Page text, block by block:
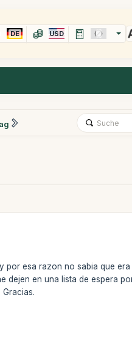
DE USD
por esa razon no sabia que era
dejen en una lista de espera